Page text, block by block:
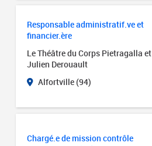
Responsable administratif.ve et
financier.ère
Le Théâtre du Corps Pietragalla et
Julien Derouault
Alfortville (94)
Chargé.e de mission contrôle